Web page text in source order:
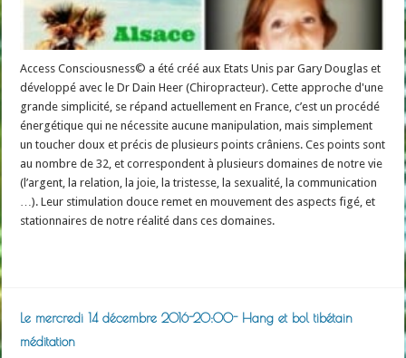
Access Consciousness© a été créé aux Etats Unis par Gary Douglas et
développé avec le Dr Dain Heer (Chiropracteur). Cette approche d'une
grande simplicité, se répand actuellement en France, c’est un procédé
énergétique qui ne nécessite aucune manipulation, mais simplement
un toucher doux et précis de plusieurs points crâniens. Ces points sont
au nombre de 32, et correspondent à plusieurs domaines de notre vie
(l’argent, la relation, la joie, la tristesse, la sexualité, la communication
…). Leur stimulation douce remet en mouvement des aspects figé, et
stationnaires de notre réalité dans ces domaines.
Le mercredi 14 décembre 2016-20:00- Hang et bol tibétain
méditation